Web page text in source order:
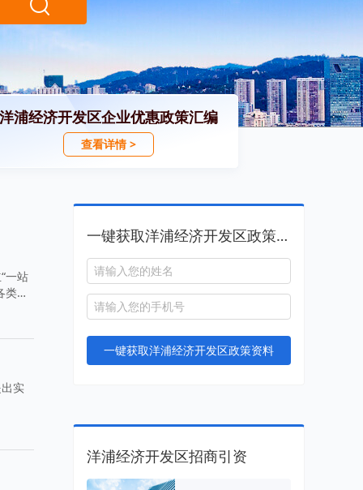
洋浦经济开发区企业优惠政策汇编
查看详情 >
一站
企
实
一键获取洋浦经济开发区政策资料
一键获取洋浦经济开发区政策资料
洋浦经济开发区招商引资